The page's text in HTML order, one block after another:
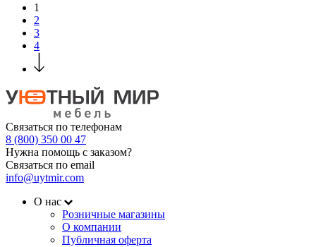
1
2
3
4
Связаться по телефонам
8 (800) 350 00 47
Нужна помощь с заказом?
Связаться по email
info@uytmir.com
О нас
Розничные магазины
О компании
Публичная оферта